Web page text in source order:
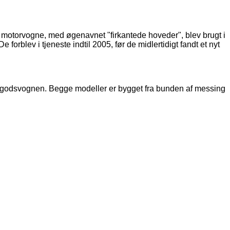
med øgenavnet "firkantede hoveder", blev brugt i
forblev i tjeneste indtil 2005, før de midlertidigt fandt et nyt
Begge modeller er bygget fra bunden af ​​messing